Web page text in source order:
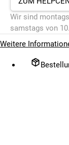
Wir sind
samstags von
Weitere